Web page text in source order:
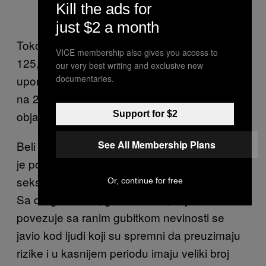
Tokom istraživanja su analizirani genomi
125,667 ljudi iz Velike Britanije koji su
upoređeni sa istim istraživanjem sprovedenim
na 241,910 ljudi iz SAD. Rezultati su
objavljeni u magazinuNature Genetics
Beli mantili su zaključili da je gen MSRA, koji
je povezan sa zakasnelim prvim susretom sa
seksom takođe povezan sa razdražljivošću.
Sa druge strane, gen CADM2, koji se
povezuje sa ranim gubitkom nevinosti se
javio kod ljudi koji su spremni da preuzimaju
rizike i u kasnijem periodu imaju veliki broj
Kill the ads for
just $2 a month
VICE membership also gives you access to
our very best writing and exclusive new
documentaries.
Support for $2
See All Membership Plans
Or, continue for free